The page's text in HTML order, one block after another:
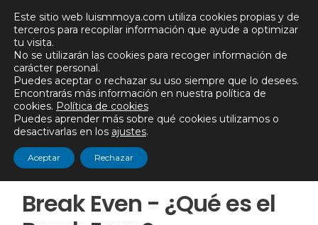
contenido
Menú
Break Even - ¿Qué es el
Este sitio web luismmoya.com utiliza cookies propias y de
terceros para recopilar información que ayude a optimizar
tu visita.
No se utilizarán las cookies para recoger información de
carácter personal.
Puedes aceptar o rechazar su uso siempre que lo desees.
Encontrarás más información en nuestra política de
cookies. Política de cookies
Puedes aprender más sobre qué cookies utilizamos o
desactivarlas en los ajustes.
Aceptar Rechazar